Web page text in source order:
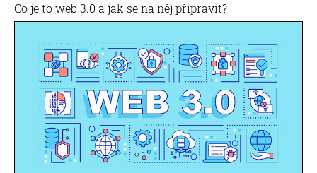
Co je to web 3.0 a jak se na něj připravit?